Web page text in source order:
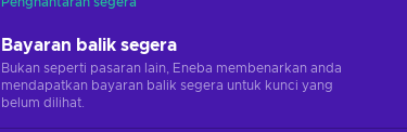
Bayaran balik segera
Bukan seperti pasaran lain, Eneba membenarkan anda
mendapatkan bayaran balik segera untuk kunci yang
belum dilihat.